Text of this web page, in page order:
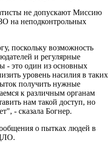
не допускают Миссию
на неподконтрольных
поскольку возможность
и регулярные
- это один из основных
уровень насилия в таких
получить нужные
к различным органам
нам такой доступ, но
- сказала Богнер.
о пытках людей в